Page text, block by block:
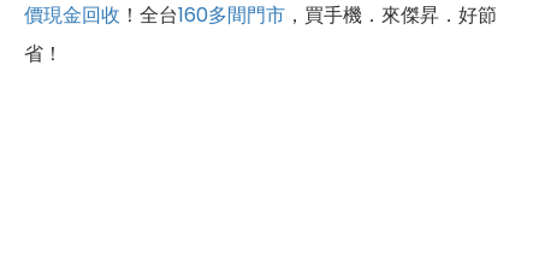
價現金回收 ！全台160多間門市 ，買手機．來傑昇．好節
省！